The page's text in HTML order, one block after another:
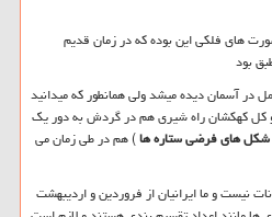
های فلکی این بوده که در زمان قدیم
بود
آسمان دیده میشد ولی همانطور که میدانید
کل کهکشان راه شیری هم در گردش به دور یک
شکل های فرضی ستاره ها) هم در طی زمان می
نیست و ما ایرانیان از فروردین و اردیبهشت